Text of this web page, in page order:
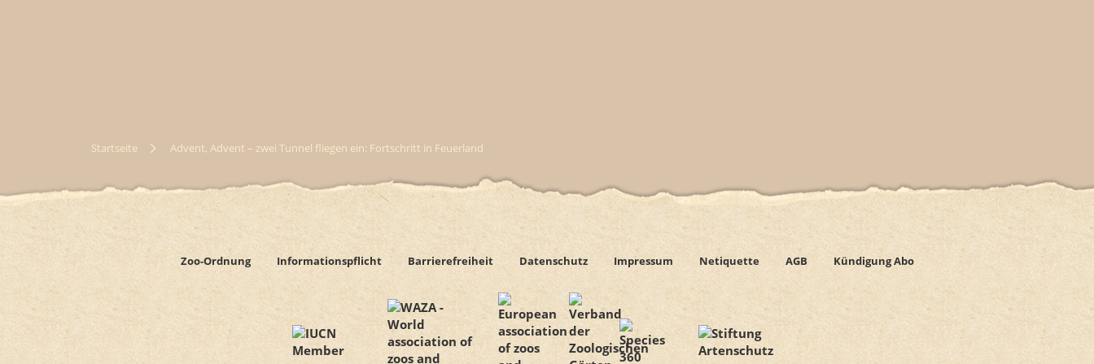
Startseite Advent, Advent – zwei Tunnel fliegen ein: Fortschritt in Feuerland
Zoo-Ordnung Informationspflicht Barrierefreiheit Datenschutz Impressum Netiquette AGB Kündigung Abo